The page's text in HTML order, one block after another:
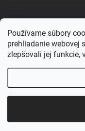
Používame súbory
prehliadanie webovej
zlepšovali jej funkcie,